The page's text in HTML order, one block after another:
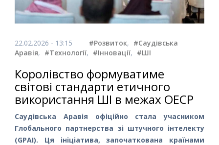
22.02.2026 - 13:15 #Розвиток, #Саудівська
Аравія, #Технології, #Інновації, #ШІ
Королівство формуватиме
світові стандарти етичного
використання ШІ в межах ОЕСР
Саудівська Аравія офіційно стала учасником
Глобального партнерства зі штучного інтелекту
(GPAI). Ця ініціатива, започаткована країнами